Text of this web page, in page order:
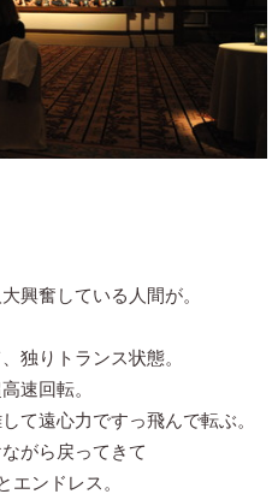
興奮している人間が。
独りトランス状態。
速回転。
て遠心力ですっ飛んで転ぶ。
がら戻ってきて
エンドレス。